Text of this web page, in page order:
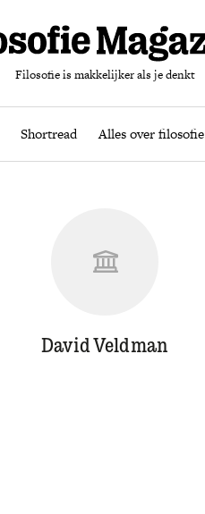
Filosofie is makkelijker als je denkt
Shortread Alles over filosofie
Leren Filosoferen Shortread
David Veldman